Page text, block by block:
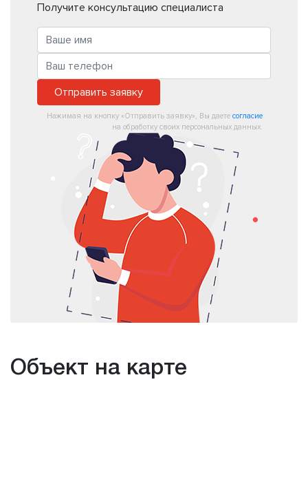
Получите консультацию специалиста
Отправить заявку
Нажимая на кнопку «Отправить заявку», Вы даете согласие
на обработку своих персональных данных.
Объект на карте